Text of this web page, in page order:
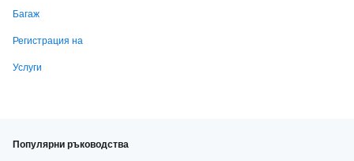
Багаж
Регистрация на
Услуги
Популярни ръководства